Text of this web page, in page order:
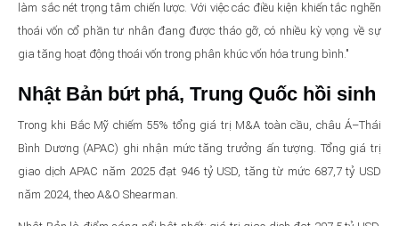
làm sắc nét trọng tâm chiến lược. Với việc các điều kiện khiến tắc nghẽn
thoái vốn cổ phần tư nhân đang được tháo gỡ, có nhiều kỳ vọng về sự
gia tăng hoạt động thoái vốn trong phân khúc vốn hóa trung bình."
Nhật Bản bứt phá, Trung Quốc hồi sinh
Trong khi Bắc Mỹ chiếm 55% tổng giá trị M&A toàn cầu, châu Á–Thái
Bình Dương (APAC) ghi nhận mức tăng trưởng ấn tượng. Tổng giá trị
giao dịch APAC năm 2025 đạt 946 tỷ USD, tăng từ mức 687,7 tỷ USD
năm 2024, theo A&O Shearman.